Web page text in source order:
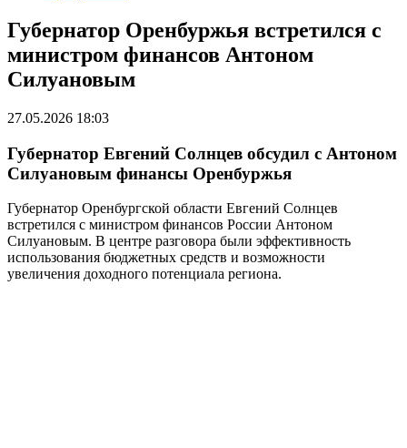
Губернатор Оренбуржья встретился с
министром финансов Антоном
Силуановым
27.05.2026 18:03
Губернатор Евгений Солнцев обсудил с Антоном
Силуановым финансы Оренбуржья
Губернатор Оренбургской области Евгений Солнцев
встретился с министром финансов России Антоном
Силуановым. В центре разговора были эффективность
использования бюджетных средств и возможности
увеличения доходного потенциала региона.